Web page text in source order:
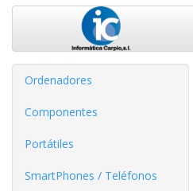
Ordenadores
Componentes
Portátiles
SmartPhones / Teléfonos